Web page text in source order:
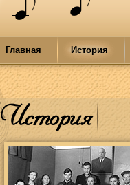
Главная История
История